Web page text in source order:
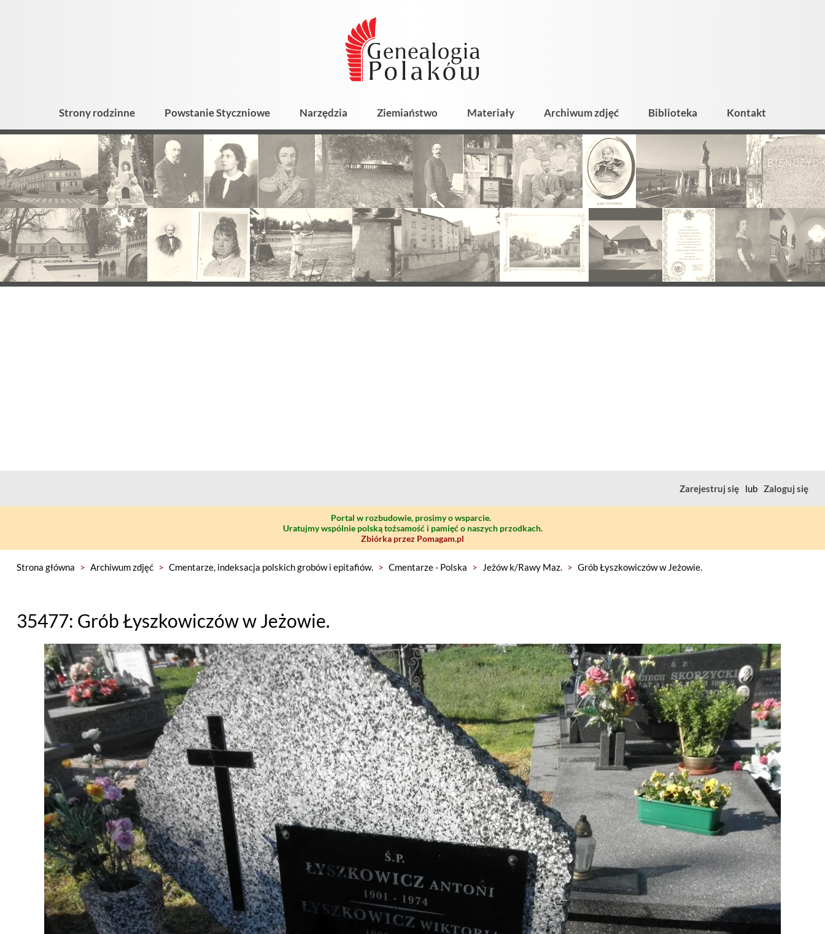
Strony rodzinne Powstanie Styczniowe Narzędzia Ziemiaństwo Materiały Archiwum zdjęć Biblioteka Kontakt
Zarejestruj się lub Zaloguj się
Portal w rozbudowie, prosimy o wsparcie.
Uratujmy wspólnie polską tożsamość i pamięć o naszych przodkach.
Zbiórka przez Pomagam.pl
Strona główna > Archiwum zdjęć > Cmentarze, indeksacja polskich grobów i epitafiów. > Cmentarze - Polska > Jeżów k/Rawy Maz. > Grób Łyszkowiczów w Jeżowie.
35477: Grób Łyszkowiczów w Jeżowie.